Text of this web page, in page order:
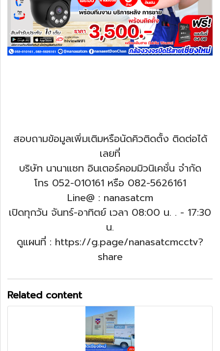
สอบถามข้อมูลเพิ่มเติมหรือนัดคิวติดตั้ง ติดต่อได้
เลยที่
บริษัท นานาแซท อินเตอร์คอมมิวนิเคชั่น จำกัด
โทร 052-010161 หรือ 082-5626161
Line@ : nanasatcm
เปิดทุกวัน จันทร์-อาทิตย์ เวลา 08:00 น. . - 17:30
น.
ดูแผนที่ : https://g.page/nanasatcmcctv?
share
Related content